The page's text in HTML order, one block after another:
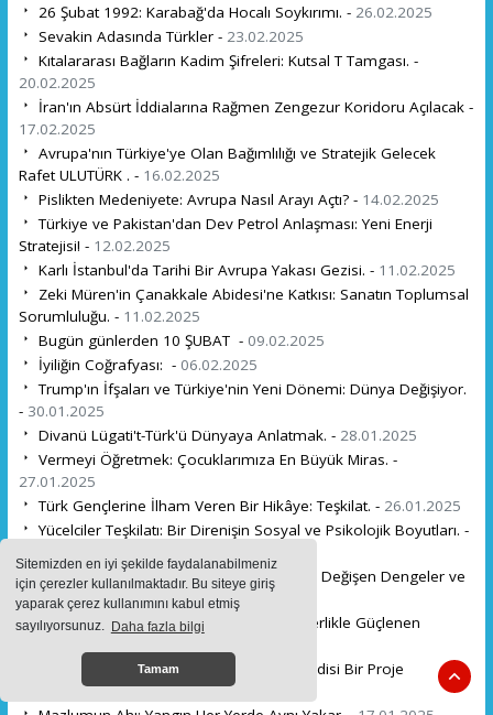
Sitemizden en iyi şekilde faydalanabilmeniz
için çerezler kullanılmaktadır. Bu siteye giriş
yaparak çerez kullanımını kabul etmiş
sayılıyorsunuz. Daha fazla bilgi
Tamam
26 Şubat 1992: Karabağ'da Hocalı Soykırımı. - 26.02.2025
Sevakin Adasında Türkler - 23.02.2025
Kıtalararası Bağların Kadim Şifreleri: Kutsal T Tamgası. -
20.02.2025
İran'ın Absürt İddialarına Rağmen Zengezur Koridoru Açılacak -
17.02.2025
Avrupa'nın Türkiye'ye Olan Bağımlılığı ve Stratejik Gelecek
Rafet ULUTÜRK . - 16.02.2025
Pislikten Medeniyete: Avrupa Nasıl Arayı Açtı? - 14.02.2025
Türkiye ve Pakistan'dan Dev Petrol Anlaşması: Yeni Enerji
Stratejisi! - 12.02.2025
Karlı İstanbul'da Tarihi Bir Avrupa Yakası Gezisi. - 11.02.2025
Zeki Müren'in Çanakkale Abidesi'ne Katkısı: Sanatın Toplumsal
Sorumluluğu. - 11.02.2025
Bugün günlerden 10 ŞUBAT - 09.02.2025
İyiliğin Coğrafyası: - 06.02.2025
Trump'ın İfşaları ve Türkiye'nin Yeni Dönemi: Dünya Değişiyor.
- 30.01.2025
Divanü Lügati't-Türk'ü Dünyaya Anlatmak. - 28.01.2025
Vermeyi Öğretmek: Çocuklarımıza En Büyük Miras. -
27.01.2025
Türk Gençlerine İlham Veren Bir Hikâye: Teşkilat. - 26.01.2025
Yücelciler Teşkilatı: Bir Direnişin Sosyal ve Psikolojik Boyutları. -
İsrail-Hamas Çatışmasında Yeni Dönem: Değişen Dengeler ve
Büyük Kayıplar. -22.01.2025
Bu Memleket Hepimizin: Birlik ve Beraberlikle Güçlenen
Türkiye Bir Projenin İçerisinde Değil, Kendisi Bir Proje
Kurguladı. -19.01.2025